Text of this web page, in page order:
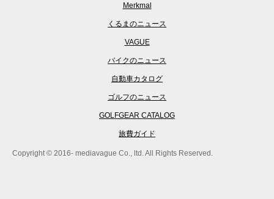
Merkmal
くるまのニュース
VAGUE
バイクのニュース
自動車カタログ
ゴルフのニュース
GOLFGEAR CATALOG
旅費ガイド
Copyright © 2016- mediavague Co., ltd. All Rights Reserved.